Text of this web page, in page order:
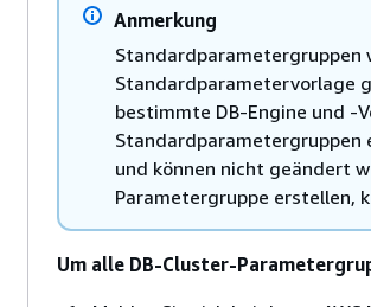
Anmerkung
Standardparametergruppen
Standardparametervorlage
bestimmte DB-Engine und -
und können nicht geändert
Parametergruppe erstellen,
Um alle DB-Cluster-